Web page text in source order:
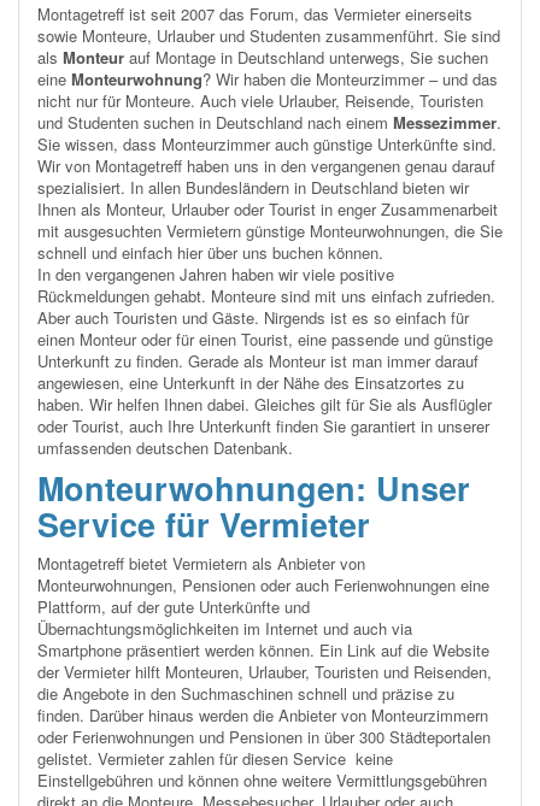
Montagetreff ist seit 2007 das Forum, das Vermieter einerseits
sowie Monteure, Urlauber und Studenten zusammenführt. Sie sind
als Monteur auf Montage in Deutschland unterwegs, Sie suchen
eine Monteurwohnung? Wir haben die Monteurzimmer – und das
nicht nur für Monteure. Auch viele Urlauber, Reisende, Touristen
und Studenten suchen in Deutschland nach einem Messezimmer.
Sie wissen, dass Monteurzimmer auch günstige Unterkünfte sind.
Wir von Montagetreff haben uns in den vergangenen genau darauf
spezialisiert. In allen Bundesländern in Deutschland bieten wir
Ihnen als Monteur, Urlauber oder Tourist in enger Zusammenarbeit
mit ausgesuchten Vermietern günstige Monteurwohnungen, die Sie
schnell und einfach hier über uns buchen können.
In den vergangenen Jahren haben wir viele positive
Rückmeldungen gehabt. Monteure sind mit uns einfach zufrieden.
Aber auch Touristen und Gäste. Nirgends ist es so einfach für
einen Monteur oder für einen Tourist, eine passende und günstige
Unterkunft zu finden. Gerade als Monteur ist man immer darauf
angewiesen, eine Unterkunft in der Nähe des Einsatzortes zu
haben. Wir helfen Ihnen dabei. Gleiches gilt für Sie als Ausflügler
oder Tourist, auch Ihre Unterkunft finden Sie garantiert in unserer
umfassenden deutschen Datenbank.
Monteurwohnungen: Unser
Service für Vermieter
Montagetreff bietet Vermietern als Anbieter von
Monteurwohnungen, Pensionen oder auch Ferienwohnungen eine
Plattform, auf der gute Unterkünfte und
Übernachtungsmöglichkeiten im Internet und auch via
Smartphone präsentiert werden können. Ein Link auf die Website
der Vermieter hilft Monteuren, Urlauber, Touristen und Reisenden,
die Angebote in den Suchmaschinen schnell und präzise zu
finden. Darüber hinaus werden die Anbieter von Monteurzimmern
oder Ferienwohnungen und Pensionen in über 300 Städteportalen
gelistet. Vermieter zahlen für diesen Service keine
Einstellgebühren und können ohne weitere Vermittlungsgebühren